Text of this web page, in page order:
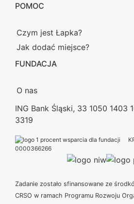
POMOC
Czym jest Łapka?
Jak dodać miejsce?
FUNDACJA
O nas
ING Bank Śląski, 33 1050 1403
3319
0000366266
Zadanie zostało sfinansowane ze
CRSO w ramach Programu Rozwoju